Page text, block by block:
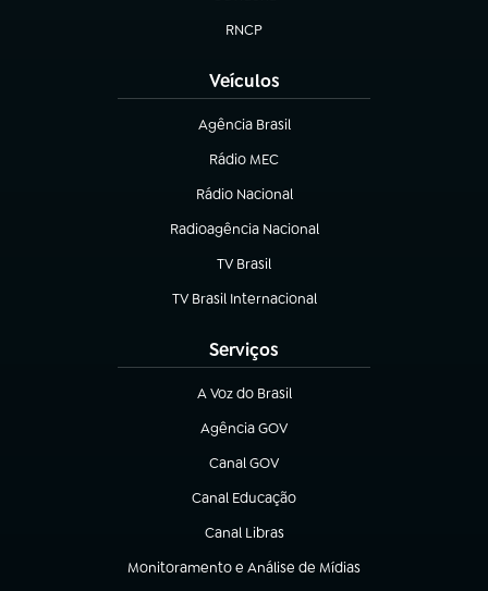
RNCP
(abre em nova aba)
Veículos
Agência Brasil
(abre em nova aba)
Rádio MEC
(abre em nova aba)
Rádio Nacional
Radioagência Nacional
(abre em nova aba)
TV Brasil
(abre em nova aba)
TV Brasil Internacional
(abre em nova aba)
Serviços
A Voz do Brasil
(abre em nova aba)
Agência GOV
(abre em nova aba)
Canal GOV
(abre em nova aba)
Canal Educação
(abre em nova aba)
Canal Libras
(abre em nova aba)
Monitoramento e Análise de Mídias
(abre em nova aba)